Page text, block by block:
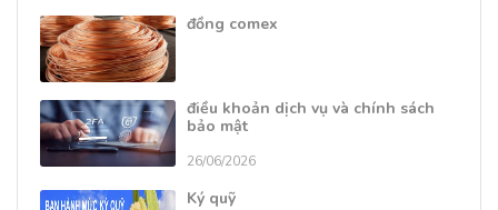
đồng comex
điều khoản dịch vụ và chính sách
bảo mật
26/06/2026
Ký quỹ